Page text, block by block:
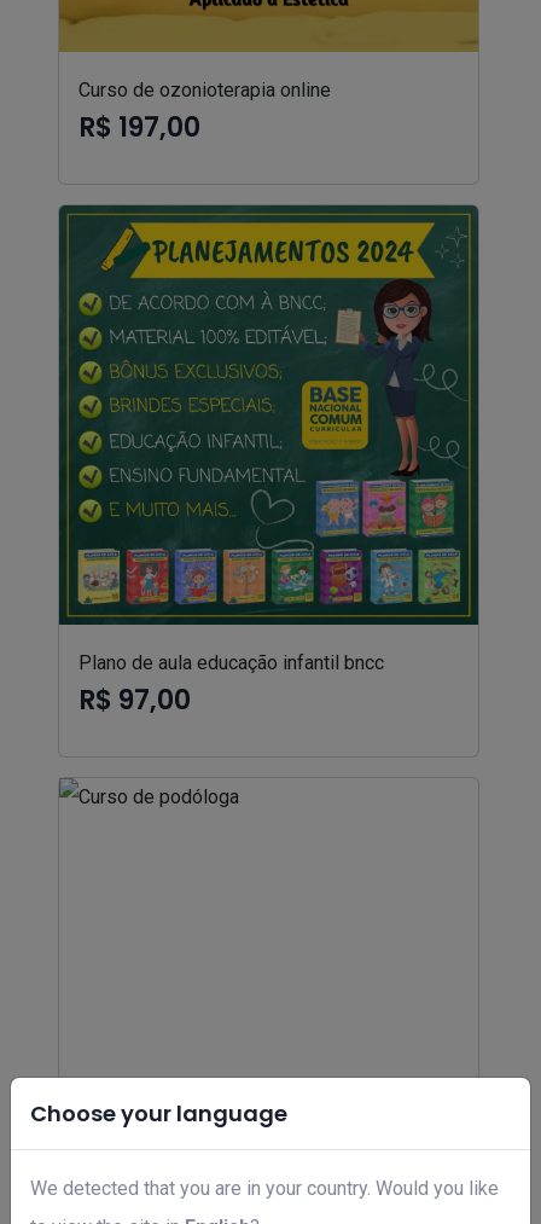
Choose your language
We detected that you are in your country. Would you like
Curso de ozonioterapia online
R$ 197,00
Plano de aula educação infantil bncc
R$ 97,00